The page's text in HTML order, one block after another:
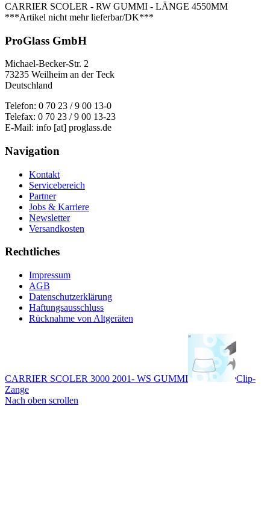
CARRIER SCOLER - RW GUMMI - LÄNGE 4550MM
***Artikel nicht mehr lieferbar/DK***
ProGlass GmbH
Michael-Becker-Str. 2
73235 Weilheim an der Teck
Deutschland
Telefon: 0 70 23 / 9 00 13-0
Telefax: 0 70 23 / 9 00 13-23
E-Mail: info [at] proglass.de
Navigation
Kontakt
Servicebereich
Partner
Jobs & Karriere
Newsletter
Versandkosten
Rechtliches
Impressum
AGB
Datenschutzerklärung
Haftungsausschluss
Rücknahme von Altgeräten
CARRIER SCOLER 3000 2001- WS GUMMI
Clip-
Zange
Nach oben scrollen